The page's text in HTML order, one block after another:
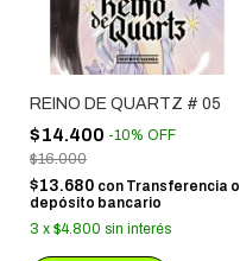
REINO DE QUARTZ # 05
$14.400 -10% OFF
$16.000
$13.680 con Transferencia o
depósito bancario
3 x $4.800 sin interés